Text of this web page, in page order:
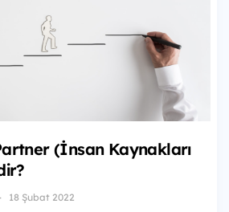
(İnsan Kaynakları
18 Şubat 2022